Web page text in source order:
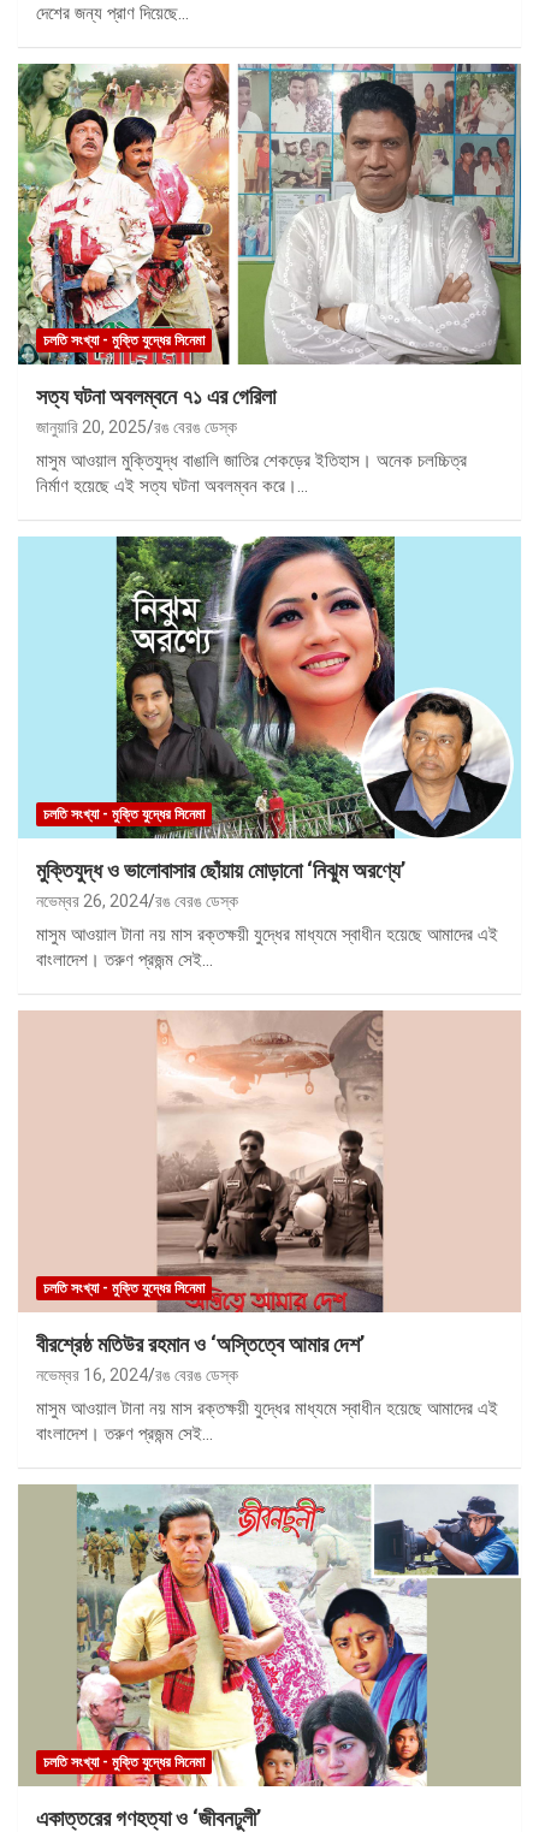
দেশের জন্য প্রাণ দিয়েছে…
চলতি সংখ্যা - মুক্তি যুদ্ধের সিনেমা
সত্য ঘটনা অবলম্বনে ৭১ এর গেরিলা
জানুয়ারি 20, 2025 রঙ বেরঙ ডেস্ক
মাসুম আওয়াল মুক্তিযুদ্ধ বাঙালি জাতির শেকড়ের ইতিহাস। অনেক চলচ্চিত্র
নির্মাণ হয়েছে এই সত্য ঘটনা অবলম্বন করে।…
চলতি সংখ্যা - মুক্তি যুদ্ধের সিনেমা
মুক্তিযুদ্ধ ও ভালোবাসার ছোঁয়ায় মোড়ানো ‘নিঝুম অরণ্যে’
নভেম্বর 26, 2024 রঙ বেরঙ ডেস্ক
মাসুম আওয়াল টানা নয় মাস রক্তক্ষয়ী যুদ্ধের মাধ্যমে স্বাধীন হয়েছে আমাদের এই
বাংলাদেশ। তরুণ প্রজন্ম সেই…
চলতি সংখ্যা - মুক্তি যুদ্ধের সিনেমা
বীরশ্রেষ্ঠ মতিউর রহমান ও ‘অস্তিত্বে আমার দেশ’
নভেম্বর 16, 2024 রঙ বেরঙ ডেস্ক
মাসুম আওয়াল টানা নয় মাস রক্তক্ষয়ী যুদ্ধের মাধ্যমে স্বাধীন হয়েছে আমাদের এই
বাংলাদেশ। তরুণ প্রজন্ম সেই…
চলতি সংখ্যা - মুক্তি যুদ্ধের সিনেমা
একাত্তরের গণহত্যা ও ‘জীবনঢুলী’